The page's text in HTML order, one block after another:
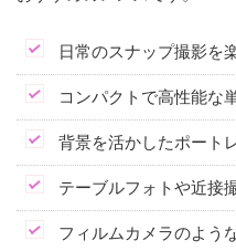
日常のスナップ撮影を
コンパクトで高性能な
背景を活かしたポート
テーブルフォトや近接
フィルムカメラのよう